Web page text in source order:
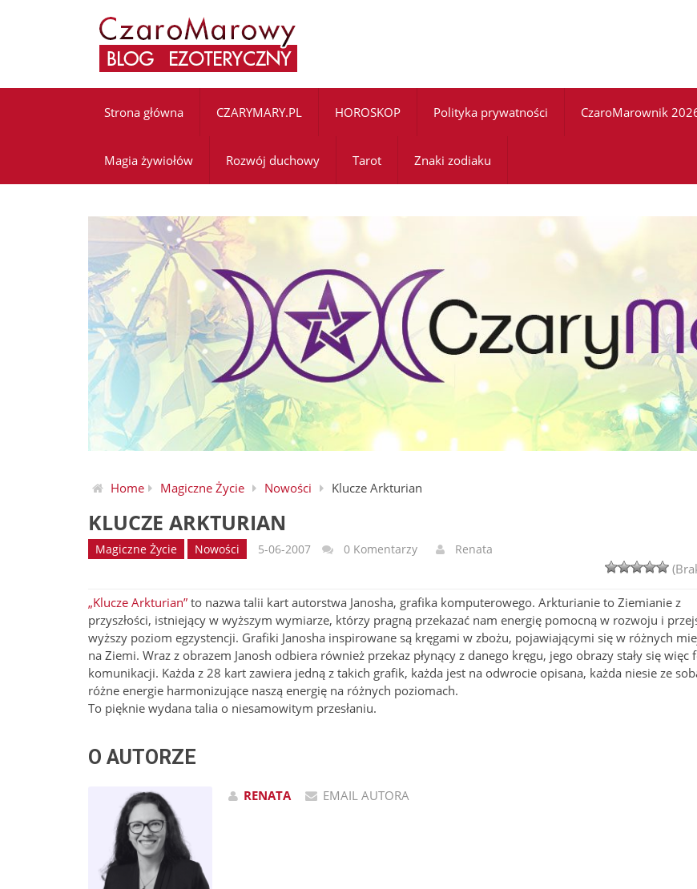
Strona główna CZARYMARY.PL HOROSKOP Polityka prywatności CzaroMarownik
Magia żywiołów Rozwój duchowy Tarot Znaki zodiaku
Home Magiczne Życie Nowości Klucze Arkturian
KLUCZE ARKTURIAN
Magiczne Życie Nowości 5-06-2007 0 Komentarzy Renata
„Klucze Arkturian” to nazwa talii kart autorstwa Janosha, grafika komputerowego. Arkturianie to Ziemianie z
przyszłości, istniejący w wyższym wymiarze, którzy pragną przekazać nam energię pomocną w rozwoju i
wyższy poziom egzystencji. Grafiki Janosha inspirowane są kręgami w zbożu, pojawiającymi się w różnych
na Ziemi. Wraz z obrazem Janosh odbiera również przekaz płynący z danego kręgu, jego obrazy stały się więc
komunikacji. Każda z 28 kart zawiera jedną z takich grafik, każda jest na odwrocie opisana, każda niesie ze
różne energie harmonizujące naszą energię na różnych poziomach.
To pięknie wydana talia o niesamowitym przesłaniu.
O AUTORZE
RENATA EMAIL AUTORA